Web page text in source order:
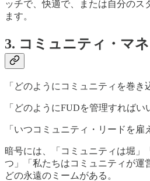
ッチで、快適で、または自分のス
ます。
3. コミュニティ・マ
「どのようにコミュニティを巻き
「どのようにFUDを管理すればい
「いつコミュニティ・リードを雇
暗号には、「コミュニティは堀」
つ」「私たちはコミュニティが運
どの永遠のミームがある。